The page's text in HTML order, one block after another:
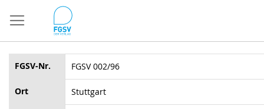
zum
Inhalt
FGSV-Nr. FGSV 002/96
Ort Stuttgart